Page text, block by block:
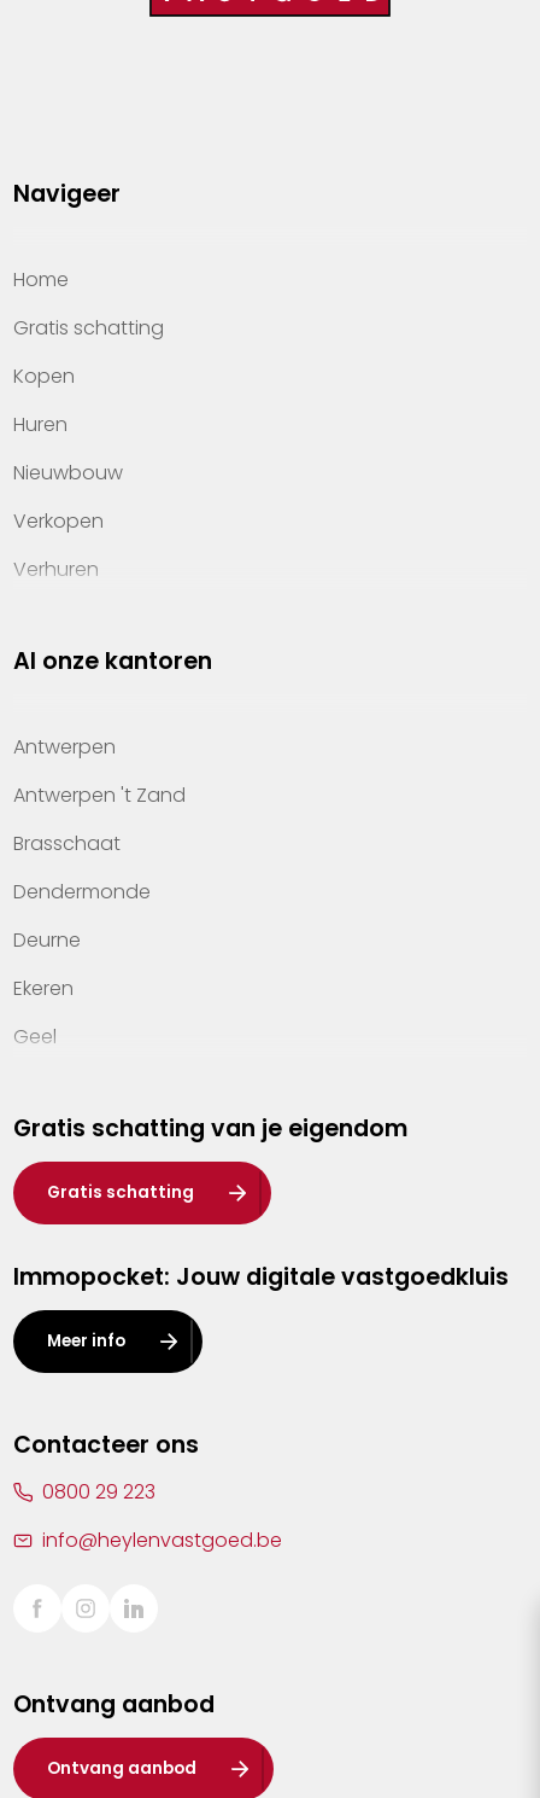
Navigeer
Home
Gratis schatting
Kopen
Huren
Nieuwbouw
Verkopen
Verhuren
Property management
Kennis van wonen
Kantoren
Veelgestelde vragen
Werken bij Heylen Vastgoed
Contact
Al onze kantoren
Antwerpen
Antwerpen 't Zand
Brasschaat
Dendermonde
Deurne
Ekeren
Geel
Hasselt
Heist-op-den-Berg
Herentals
Kalmthout
Leuven
Lier
Sint-Truiden
Waasland
Wuustwezel
Gratis schatting van je eigendom
Gratis schatting
Immopocket: Jouw digitale vastgoedkluis
Meer info
Contacteer ons
0800 29 223
info@heylenvastgoed.be
Ontvang aanbod
Ontvang aanbod